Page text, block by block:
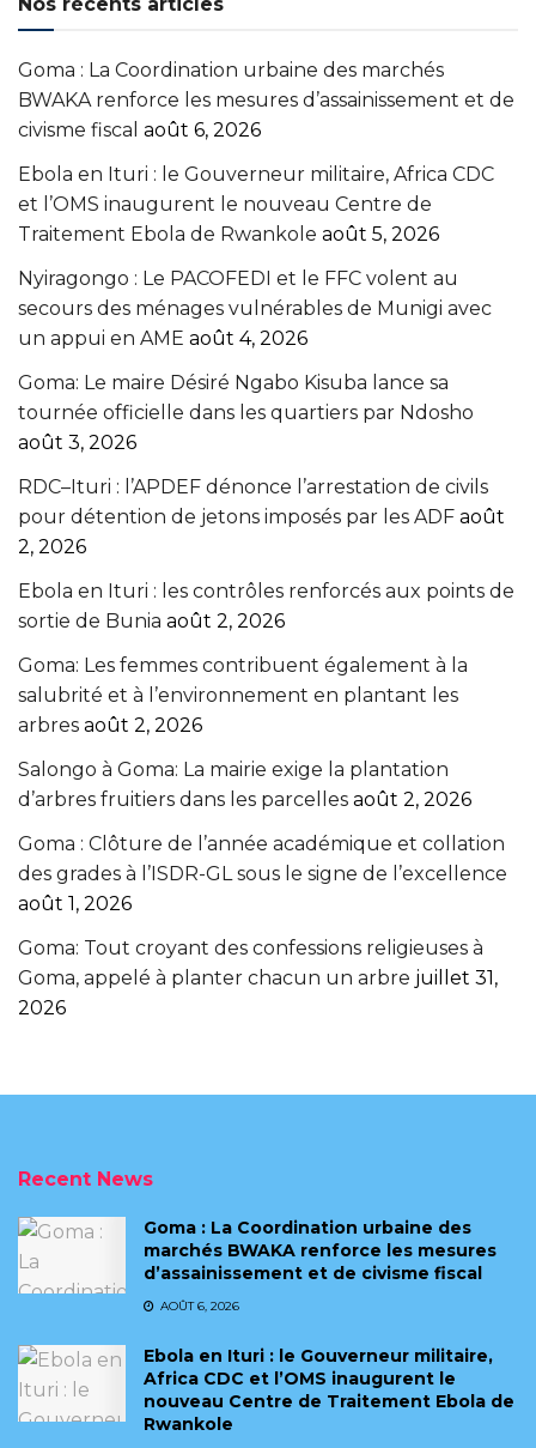
Goma : La Coordination urbaine des marchés
BWAKA renforce les mesures d’assainissement et de
civisme fiscal août 6, 2026
Ebola en Ituri : le Gouverneur militaire, Africa CDC
et l’OMS inaugurent le nouveau Centre de
Traitement Ebola de Rwankole août 5, 2026
‎Nyiragongo : Le PACOFEDI et le FFC volent au
secours des ménages vulnérables de Munigi avec
un appui en AME‎‎ août 4, 2026
Goma: Le maire Désiré Ngabo Kisuba lance sa
tournée officielle dans les quartiers par Ndosho
août 3, 2026
RDC–Ituri : l’APDEF dénonce l’arrestation de civils
pour détention de jetons imposés par les ADF août
2, 2026
Ebola en Ituri : les contrôles renforcés aux points de
sortie de Bunia août 2, 2026
Goma: Les femmes contribuent également à la
salubrité et à l’environnement en plantant les
arbres août 2, 2026
Salongo à Goma: La mairie exige la plantation
d’arbres fruitiers dans les parcelles août 2, 2026
Goma : Clôture de l’année académique et collation
des grades à l’ISDR-GL sous le signe de l’excellence
août 1, 2026
Goma: Tout croyant des confessions religieuses à
Goma, appelé à planter chacun un arbre juillet 31,
2026
Recent News
Goma : La Coordination urbaine des
marchés BWAKA renforce les mesures
d’assainissement et de civisme fiscal
AOÛT 6, 2026
Ebola en Ituri : le Gouverneur militaire,
Africa CDC et l’OMS inaugurent le
nouveau Centre de Traitement Ebola de
Rwankole